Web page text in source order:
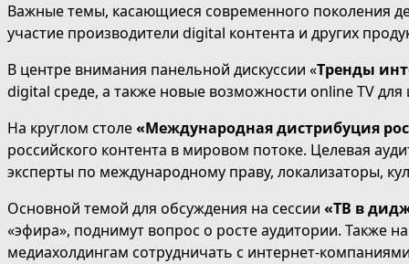
Важные темы, касающиеся современного поколения
участие производители digital контента и других
В центре внимания панельной дискуссии «Тренды
digital среде, а также новые возможности online TV
На круглом столе«Международная дистрибуция
российского контента в мировом потоке. Целевая
эксперты по международному праву, локализаторы,
Основной темой для обсуждения на сессии «ТВ в
«эфира», поднимут вопрос о росте аудитории. Также
медиахолдингам сотрудничать с интернет-